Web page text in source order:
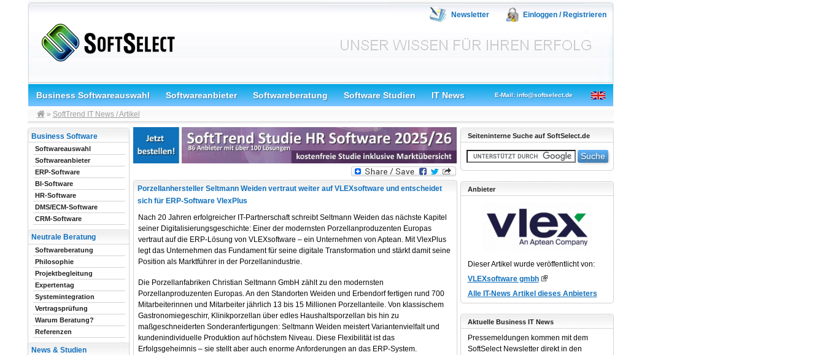
Newsletter Einloggen / Registrieren
Business Softwareauswahl Softwareanbieter Softwareberatung Software Studien IT News E-Mail: info@softselect.de
» SoftTrend IT News / Artikel
Porzellanhersteller Seltmann Weiden vertraut weiter auf VLEXsoftware und entscheidet
sich für ERP-Software VlexPlus
Nach 20 Jahren erfolgreicher IT-Partnerschaft schreibt Seltmann Weiden das nächste Kapitel
seiner Digitalisierungsgeschichte: Einer der modernsten Porzellanproduzenten Europas
vertraut auf die ERP-Lösung von VLEXsoftware – ein Unternehmen von Aptean. Mit VlexPlus
legt das Unternehmen das Fundament für seine digitale Transformation und stärkt damit seine
Position als Marktführer in der Porzellanindustrie.
Die Porzellanfabriken Christian Seltmann GmbH zählt zu den modernsten
Porzellanproduzenten Europas. An den Standorten Weiden und Erbendorf fertigen rund 700
Mitarbeiterinnen und Mitarbeiter jährlich 13 bis 15 Millionen Porzellanteile. Von klassischem
Gastronomiegeschirr, Klinikporzellan über edles Haushaltsporzellan bis hin zu
maßgeschneiderten Sonderanfertigungen: Seltmann Weiden meistert Variantenvielfalt und
kundenindividuelle Produktion auf höchstem Niveau. Diese Flexibilität ist das
Erfolgsgeheimnis – sie stellt aber auch enorme Anforderungen an das ERP-System.
Business Software
Softwareauswahl
Softwareanbieter
ERP-Software
BI-Software
HR-Software
DMS/ECM-Software
CRM-Software
Neutrale Beratung
Softwareberatung
Philosophie
Projektbegleitung
Expertentag
Systemintegration
Vertragsprüfung
Warum Beratung?
Referenzen
News & Studien
Seiteninterne Suche auf SoftSelect.de
Anbieter
Dieser Artikel wurde veröffentlicht von:
VLEXsoftware gmbh
Alle IT-News Artikel dieses Anbieters
Aktuelle Business IT News
Pressemeldungen kommen mit dem
SoftSelect Newsletter direkt in den